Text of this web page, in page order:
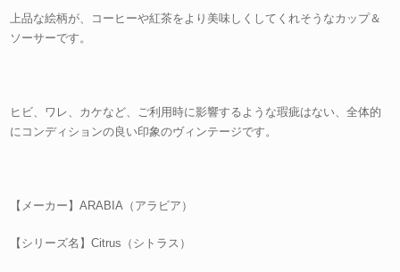
上品な絵柄が、コーヒーや紅茶をより美味しくしてくれそうなカップ＆
ソーサーです。
ヒビ、ワレ、カケなど、ご利用時に影響するような瑕疵はない、全体的
にコンディションの良い印象のヴィンテージです。
【メーカー】ARABIA（アラビア）
【シリーズ名】Citrus（シトラス）